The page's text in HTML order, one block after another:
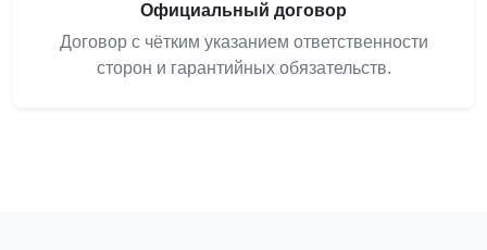
Официальный договор
Договор с чётким указанием ответственности
сторон и гарантийных обязательств.